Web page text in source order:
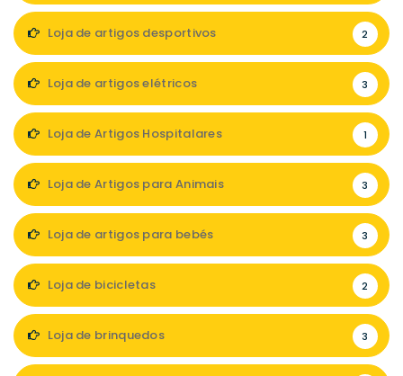
Loja de artigos desportivos 2
Loja de artigos elétricos 3
Loja de Artigos Hospitalares 1
Loja de Artigos para Animais 3
Loja de artigos para bebés 3
Loja de bicicletas 2
Loja de brinquedos 3